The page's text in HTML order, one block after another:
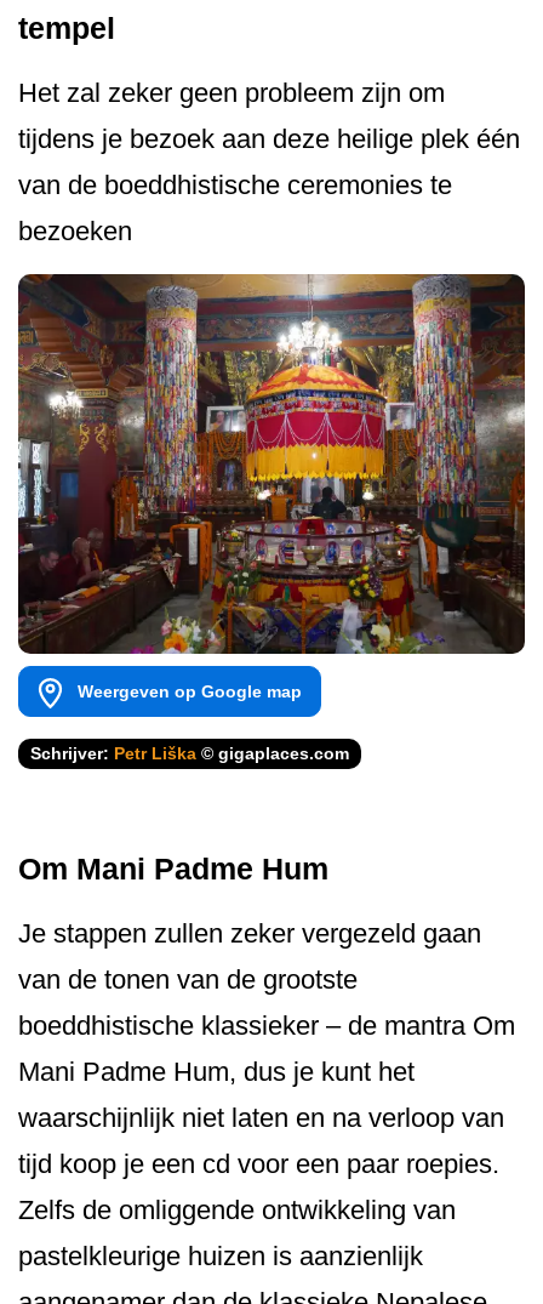
tempel
Het zal zeker geen probleem zijn om
tijdens je bezoek aan deze heilige plek één
van de boeddhistische ceremonies te
bezoeken
Weergeven op Google map
Schrijver: Petr Liška © gigaplaces.com
Om Mani Padme Hum
Je stappen zullen zeker vergezeld gaan
van de tonen van de grootste
boeddhistische klassieker – de mantra Om
Mani Padme Hum, dus je kunt het
waarschijnlijk niet laten en na verloop van
tijd koop je een cd voor een paar roepies.
Zelfs de omliggende ontwikkeling van
pastelkleurige huizen is aanzienlijk